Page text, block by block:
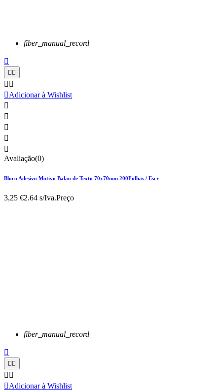
fiber_manual_record

 
 
Adicionar à Wishlist





Avaliação(0)
Bloco Adesivo Motivo Balao de Texto 70x70mm 200Folhas / Escr
3,25 €2.64 s/Iva.Preço
fiber_manual_record

 
 
Adicionar à Wishlist